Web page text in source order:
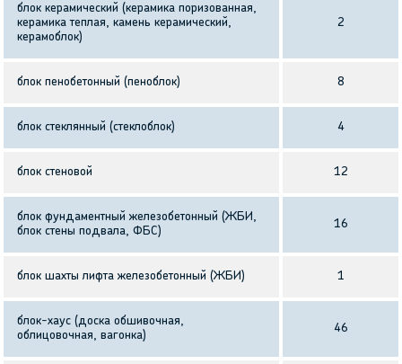
блок керамический (керамика поризованная,
керамика теплая, камень керамический,
керамоблок)
2
блок пенобетонный (пеноблок) 8
блок стеклянный (стеклоблок) 4
блок стеновой 12
блок фундаментный железобетонный (ЖБИ,
блок стены подвала, ФБС)
16
блок шахты лифта железобетонный (ЖБИ) 1
блок-хаус (доска обшивочная,
облицовочная, вагонка)
46